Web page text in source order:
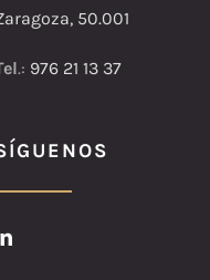
50.001
.: 976 21 13 37